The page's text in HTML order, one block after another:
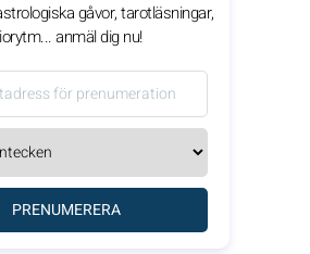
gåvor, tarotläsningar,
anmäl dig nu!
PRENUMERERA